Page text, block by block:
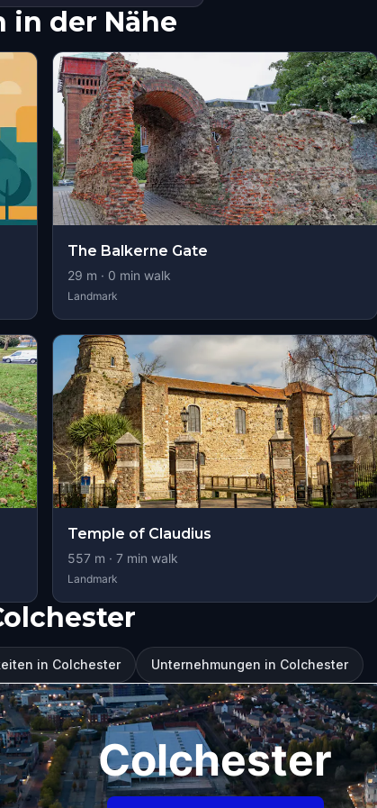
in der Nähe
The Balkerne Gate
29 m · 0 min walk
Landmark
Temple of Claudius
557m · 7min walk
Landmark
in Colchester Unternehmungen in Colchester
Colchester